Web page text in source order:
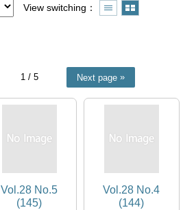
View switching
1 / 5 Next page
Vol.28 No.5
(145)
Vol.28 No.4
(144)